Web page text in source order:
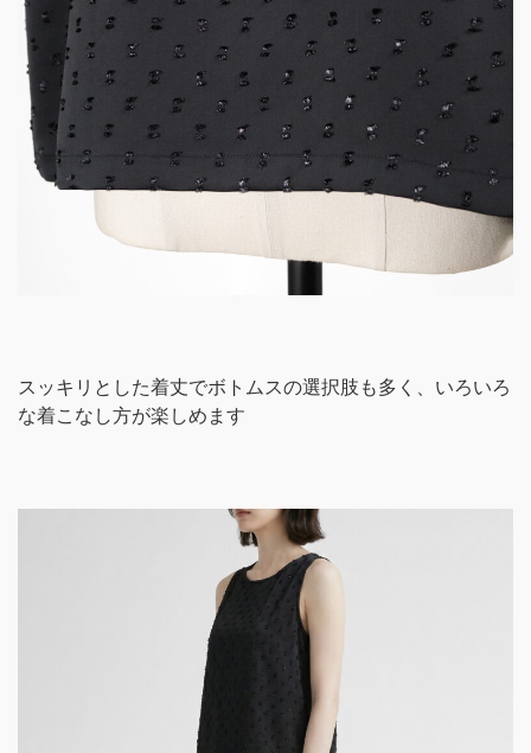
スッキリとした着丈でボトムスの選択肢も多く、いろいろ
な着こなし方が楽しめます